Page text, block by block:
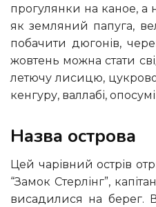
прогулянки на каное, а
як земляний папуга,
побачити дюгонів,
жовтень можна стати
летючу лисицю,
кенгуру, валлабі,
Назва острова
Цей чарівний острів отримав своє ім’я завдяки подружній парі Джеймса та Елізи Фрейзер. У 1836 році корабель
“Замок Стерлінг”,
висадилися на берег.